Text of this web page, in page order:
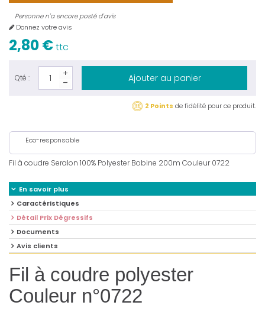
Personne n'a encore posté d'avis
Donnez votre avis
2,80 €ttc
Qté : Ajouter au panier
2 Points de fidélité pour ce produit.
Eco-responsable
Fil à coudre Seralon 100% Polyester Bobine 200m Couleur 0722
En savoir plus
Caractéristiques
Détail Prix Dégressifs
Documents
Avis clients
Fil à coudre polyester
Couleur n°0722